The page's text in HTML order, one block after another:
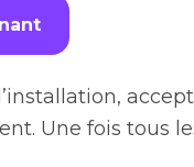
Une fois tous